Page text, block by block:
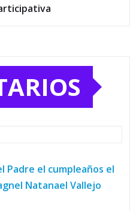
Padre el cumpleaños el
Natanael Vallejo